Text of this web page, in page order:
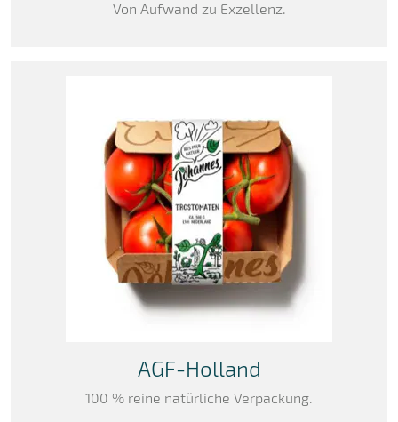
Von Aufwand zu Exzellenz.
AGF-Holland
100 % reine natürliche Verpackung.